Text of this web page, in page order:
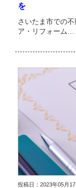
を
さいたま市での
ア・リフォーム…
投稿日：2023年05月